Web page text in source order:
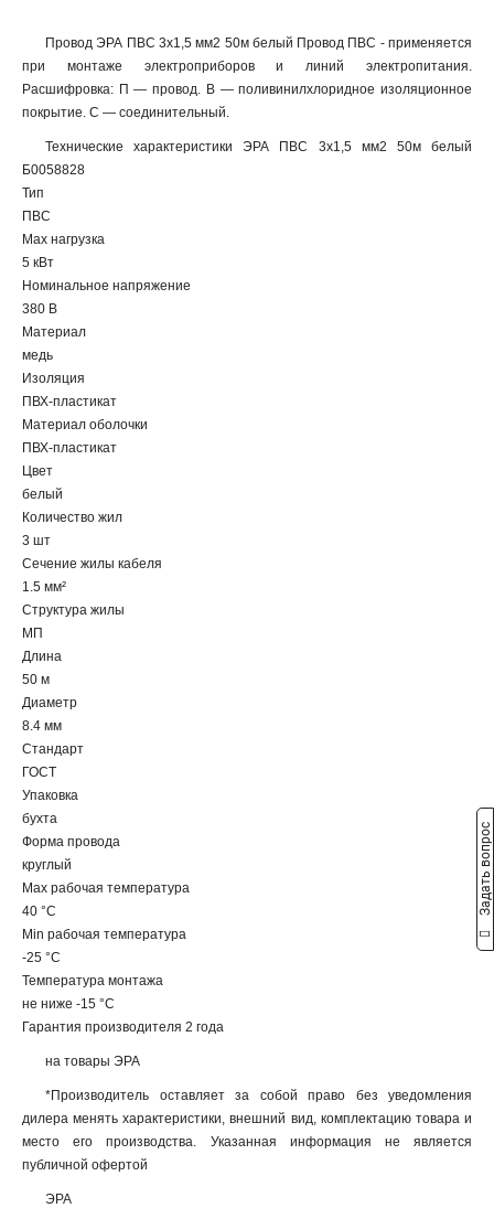
Провод ЭРА ПВС 3х1,5 мм2 50м белый Провод ПВС - применяется
при монтаже электроприборов и линий электропитания.
Расшифровка: П — провод. В — поливинилхлоридное изоляционное
покрытие. С — соединительный.
Технические характеристики ЭРА ПВС 3x1,5 мм2 50м белый
Б0058828
Тип
ПВС
Max нагрузка
5 кВт
Номинальное напряжение
380 В
Материал
медь
Изоляция
ПВХ-пластикат
Материал оболочки
ПВХ-пластикат
Цвет
белый
Количество жил
3 шт
Сечение жилы кабеля
1.5 мм²
Структура жилы
МП
Длина
50 м
Диаметр
8.4 мм
Стандарт
ГОСТ
Упаковка
бухта
Форма провода
круглый
Max рабочая температура
40 °С
Min рабочая температура
-25 °С
Температура монтажа
не ниже -15 °С
Гарантия производителя 2 года
на товары ЭРА
*Производитель оставляет за собой право без уведомления
дилера менять характеристики, внешний вид, комплектацию товара и
место его производства. Указанная информация не является
публичной офертой
ЭРА
Задать вопрос